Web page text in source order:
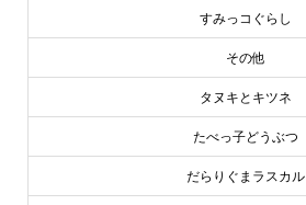
すみっコぐらし
その他
タヌキとキツネ
たべっ子どうぶつ
だらりぐまラスカル